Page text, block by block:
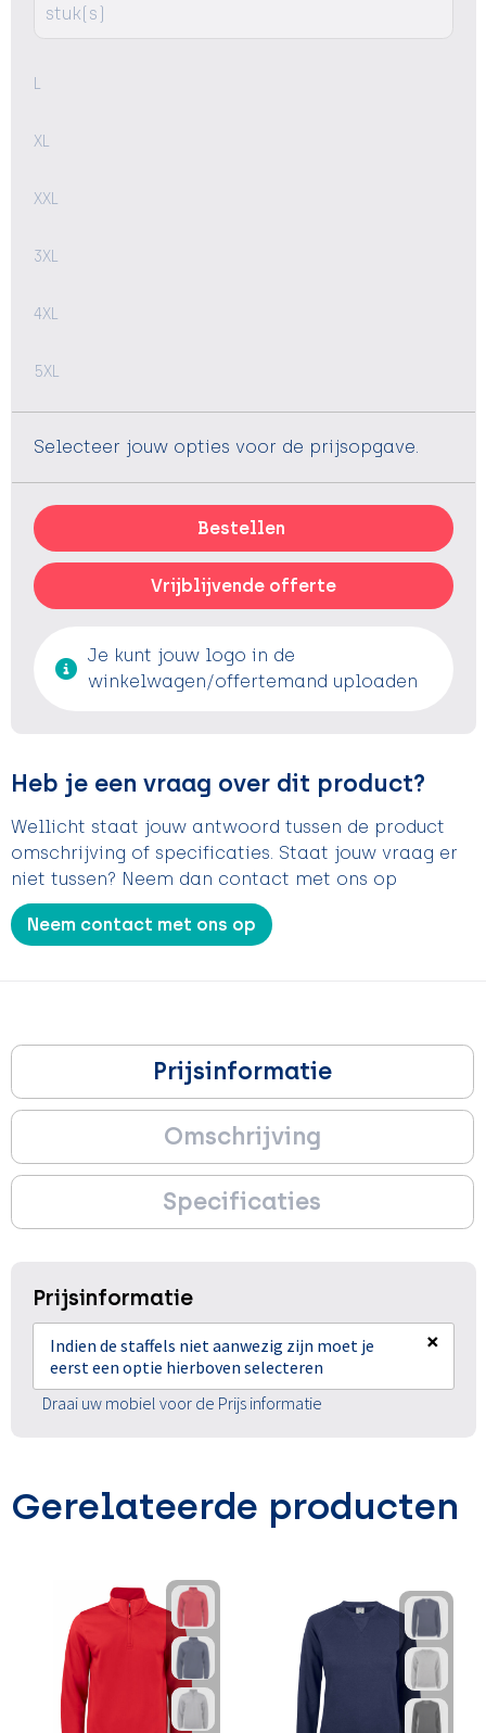
stuk(s)
L
XL
XXL
3XL
4XL
5XL
Selecteer jouw opties voor de prijsopgave.
Bestellen
Vrijblijvende offerte
Je kunt jouw logo in de
winkelwagen/offertemand uploaden
Heb je een vraag over dit product?
Wellicht staat jouw antwoord tussen de product
omschrijving of specificaties. Staat jouw vraag er
niet tussen? Neem dan contact met ons op
Neem contact met ons op
Prijsinformatie
Omschrijving
Specificaties
Prijsinformatie
Indien de staffels niet aanwezig zijn moet je
eerst een optie hierboven selecteren
×
Draai uw mobiel voor de Prijs informatie
Gerelateerde producten